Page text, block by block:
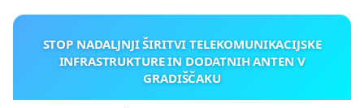
STOP NADALJNJI ŠIRITVI TELEKOMUNIKACIJSKE
INFRASTRUKTURE IN DODATNIH ANTEN V
GRADIŠČAKU